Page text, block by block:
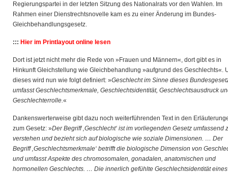
Regierungspartei in der letzten Sitzung des Nationalrats vor den Wahlen. Im
Rahmen einer Dienstrechtsnovelle kam es zu einer Änderung im Bundes-
Gleichbehandlungsgesetz.
::: Hier im Printlayout online lesen
Dort ist jetzt nicht mehr die Rede von »Frauen und Männern«, dort gibt es in
Hinkunft Gleichstellung wie Gleichbehandlung »aufgrund des Geschlechts«.
dieses wird nun wie folgt definiert: »Geschlecht im Sinne dieses
umfasst Geschlechtsmerkmale, Geschlechtsidentität, Geschlechtsausdruck
Geschlechterrolle.«
Dankenswerterweise gibt dazu noch weiterführenden Text in den
zum Gesetz: »Der Begriff ‚Geschlecht‘ ist im vorliegenden Gesetz umfassend
verstehen und bezieht sich auf biologische wie soziale Dimensionen. … Der
Begriff ‚Geschlechtsmerkmale‘ betrifft die biologische Dimension von
und umfasst Aspekte des chromosomalen, gonadalen, anatomischen und
hormonellen Geschlechts. … Die innerlich gefühlte Geschlechtsidentität eines